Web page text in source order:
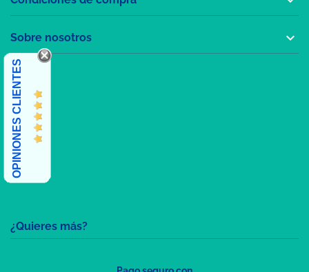
¿Quieres más?
Sobre nosotros 
OPINIONES CLIENTES